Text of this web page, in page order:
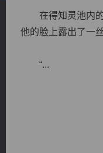
在得知灵池内的
他的脸上露出了一
“...